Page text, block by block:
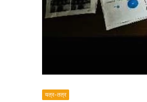
यत्र-तत्र